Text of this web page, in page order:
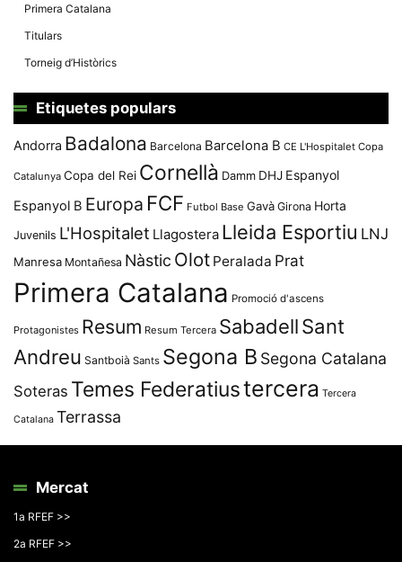
Primera Catalana
Titulars
Torneig d’Històrics
Etiquetes populars
Andorra Badalona Barcelona Barcelona B CE L'Hospitalet Copa
Catalunya Copa del Rei Cornellà Damm DHJ Espanyol
Espanyol B Europa FCF Futbol Base Gavà Girona Horta
Juvenils L'Hospitalet Llagostera Lleida Esportiu LNJ
Manresa Montañesa Nàstic Olot Peralada Prat
Primera Catalana Promoció d'ascens
Protagonistes Resum Resum Tercera SabadellSant
Andreu Santboià Sants Segona B Segona Catalana
Soteras Temes Federatiustercera Tercera
Catalana Terrassa
Mercat
1a RFEF >>
2a RFEF >>